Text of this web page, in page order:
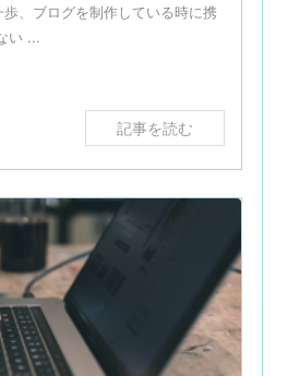
、ブログを制作している時に携
い ...
記事を読む